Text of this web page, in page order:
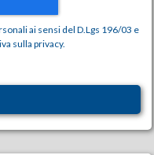
ai sensi del D.Lgs 196/03 e
sulla privacy.